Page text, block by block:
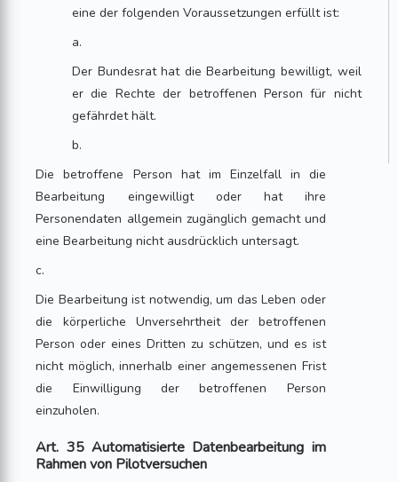
eine der folgenden Voraussetzungen erfüllt ist:
a.
Der Bundesrat hat die Bearbeitung bewilligt, weil
er die Rechte der betroffenen Person für nicht
gefährdet hält.
b.
Die betroffene Person hat im Einzelfall in die
Bearbeitung eingewilligt oder hat ihre
Personendaten allgemein zugänglich gemacht und
eine Bearbeitung nicht ausdrücklich untersagt.
c.
Die Bearbeitung ist notwendig, um das Leben oder
die körperliche Unversehrtheit der betroffenen
Person oder eines Dritten zu schützen, und es ist
nicht möglich, innerhalb einer angemessenen Frist
die Einwilligung der betroffenen Person
einzuholen.
Art. 35 Automatisierte Datenbearbeitung im
Rahmen von Pilotversuchen